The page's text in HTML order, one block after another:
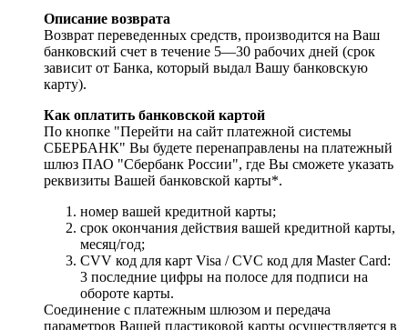
Описание возврата
Возврат переведенных средств, производится на Ваш
банковский счет в течение 5—30 рабочих дней (срок
зависит от Банка, который выдал Вашу банковскую
карту).
Как оплатить банковской картой
По кнопке "Перейти на сайт платежной системы
СБЕРБАНК" Вы будете перенаправлены на платежный
шлюз ПАО "Сбербанк России", где Вы сможете указать
реквизиты Вашей банковской карты*.
номер вашей кредитной карты;
cрок окончания действия вашей кредитной карты,
месяц/год;
CVV код для карт Visa / CVC код для Master Card:
3 последние цифры на полосе для подписи на
обороте карты.
Соединение с платежным шлюзом и передача
параметров Вашей пластиковой карты осуществляется в